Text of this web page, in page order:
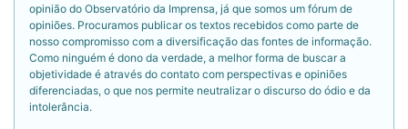
opinião do Observatório da Imprensa, já que somos um fórum de
opiniões. Procuramos publicar os textos recebidos como parte de
nosso compromisso com a diversificação das fontes de informação.
Como ninguém é dono da verdade, a melhor forma de buscar a
objetividade é através do contato com perspectivas e opiniões
diferenciadas, o que nos permite neutralizar o discurso do ódio e da
intolerância.